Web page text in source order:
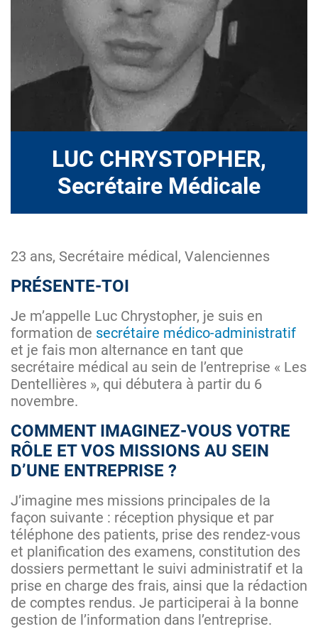
LUC CHRYSTOPHER,
Secrétaire Médicale
23 ans, Secrétaire médical, Valenciennes
PRÉSENTE-TOI
Je m’appelle Luc Chrystopher, je suis en
formation de secrétaire médico-administratif
et je fais mon alternance en tant que
secrétaire médical au sein de l’entreprise « Les
Dentellières », qui débutera à partir du 6
novembre.
COMMENT IMAGINEZ-VOUS VOTRE
RÔLE ET VOS MISSIONS AU SEIN
D’UNE ENTREPRISE ?
J’imagine mes missions principales de la
façon suivante : réception physique et par
téléphone des patients, prise des rendez-vous
et planification des examens, constitution des
dossiers permettant le suivi administratif et la
prise en charge des frais, ainsi que la rédaction
de comptes rendus. Je participerai à la bonne
gestion de l’information dans l’entreprise.